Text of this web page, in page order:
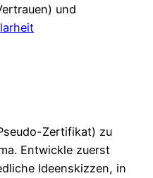
und
Zertifikat) zu
Entwickle zuerst
Ideenskizzen, in